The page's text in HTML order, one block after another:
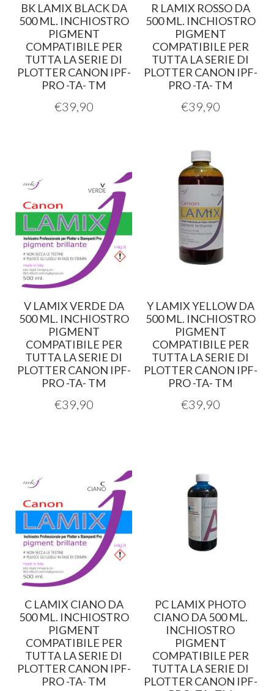
BK LAMIX BLACK DA
500 ML. INCHIOSTRO
PIGMENT
COMPATIBILE PER
TUTTA LA SERIE DI
PLOTTER CANON IPF-
PRO -TA- TM
€39,90
R LAMIX ROSSO DA
500 ML. INCHIOSTRO
PIGMENT
COMPATIBILE PER
TUTTA LA SERIE DI
PLOTTER CANON IPF-
PRO -TA- TM
€39,90
V LAMIX VERDE DA
500 ML. INCHIOSTRO
PIGMENT
COMPATIBILE PER
TUTTA LA SERIE DI
PLOTTER CANON IPF-
PRO -TA- TM
€39,90
Y LAMIX YELLOW DA
500 ML. INCHIOSTRO
PIGMENT
COMPATIBILE PER
TUTTA LA SERIE DI
PLOTTER CANON IPF-
PRO -TA- TM
€39,90
C LAMIX CIANO DA
500 ML. INCHIOSTRO
PIGMENT
COMPATIBILE PER
TUTTA LA SERIE DI
PLOTTER CANON IPF-
PRO -TA- TM
PC LAMIX PHOTO
CIANO DA 500 ML.
INCHIOSTRO
PIGMENT
COMPATIBILE PER
TUTTA LA SERIE DI
PLOTTER CANON IPF-